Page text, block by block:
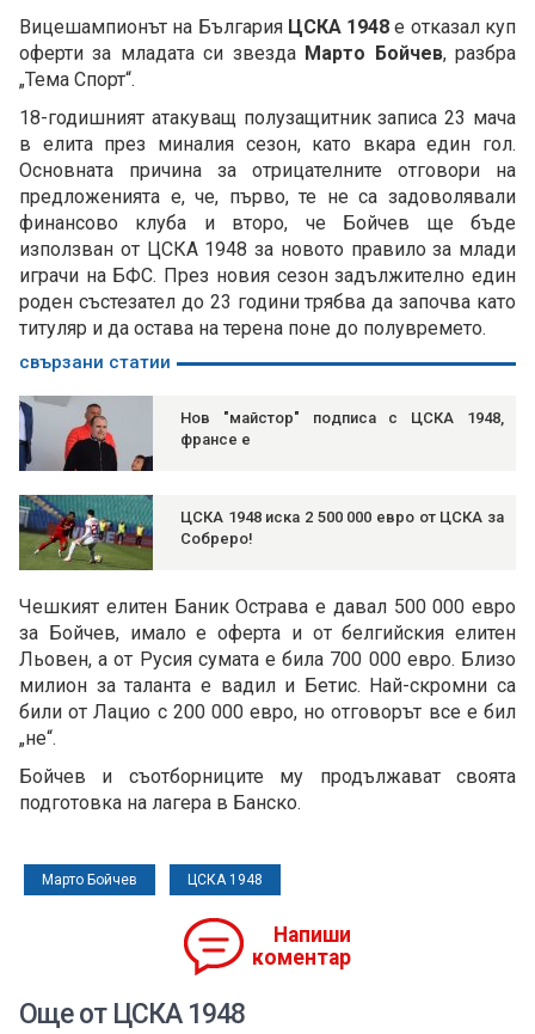
Вицешампионът на България ЦСКА 1948е отказал куп
оферти за младата си звезда Марто Бойчев, разбра
„Тема Спорт“.
18-годишният атакуващ полузащитник записа 23 мача
в елита през миналия сезон, като вкара един гол.
Основната причина за отрицателните отговори на
предложенията е, че, първо, те не са задоволявали
финансово клуба и второ, че Бойчев ще бъде
използван от ЦСКА 1948 за новото правило за млади
играчи на БФС. През новия сезон задължително един
роден състезател до 23 години трябва да започва като
титуляр и да остава на терена поне до полувремето.
свързани статии
Нов "майстор" подписа с ЦСКА 1948,
франсе е
ЦСКА 1948 иска 2 500 000 евро от ЦСКА за
Собреро!
Чешкият елитен Баник Острава е давал 500 000 евро
за Бойчев, имало е оферта и от белгийския елитен
Льовен, а от Русия сумата е била 700 000 евро. Близо
милион за таланта е вадил и Бетис. Най-скромни са
били от Лацио с 200 000 евро, но отговорът все е бил
„не“.
Бойчев и съотборниците му продължават своята
подготовка на лагера в Банско.
Марто Бойчев ЦСКА 1948
Напиши
коментар
Още от ЦСКА 1948